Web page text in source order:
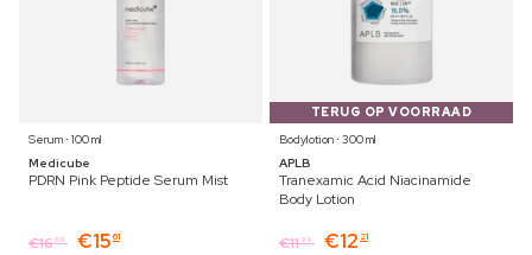
Serum ⋅ 100 ml
Medicube
PDRN Pink Peptide Serum Mist
€1609 €15 61
TERUG OP VOORRAAD
Bodylotion ⋅ 300 ml
APLB
Tranexamic Acid Niacinamide
Body Lotion
€11 99 €12 21